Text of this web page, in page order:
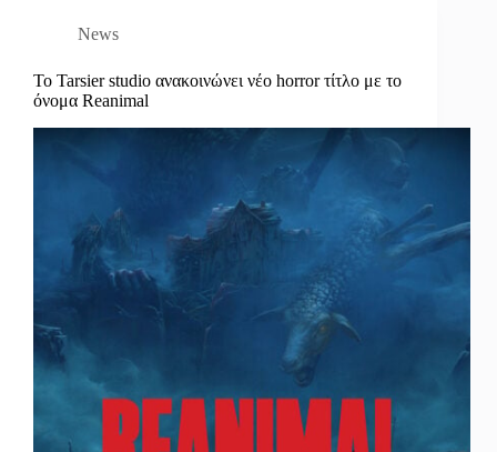
News
Το Tarsier studio ανακοινώνει νέο horror τίτλο με το
όνομα Reanimal